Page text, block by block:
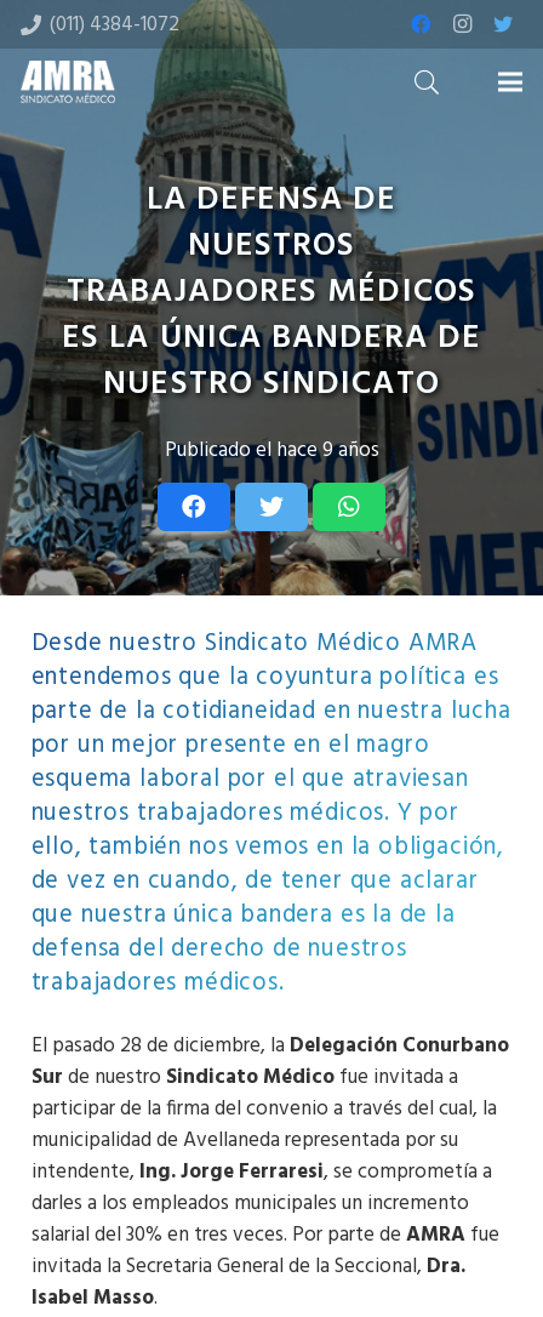
(011) 4384-1072
LA DEFENSA DE
NUESTROS
TRABAJADORES MÉDICOS
ES LA ÚNICA BANDERA DE
NUESTRO SINDICATO
Publicado elhace 9 años
Desde nuestro Sindicato Médico AMRA
entendemos que la coyuntura política es
parte de la cotidianeidad en nuestra lucha
por un mejor presente en el magro
esquema laboral por el que atraviesan
nuestros trabajadores médicos. Y por
ello, también nos vemos en la obligación,
de vez en cuando, de tener que aclarar
que nuestra única bandera es la de la
defensa del derecho de nuestros
trabajadores médicos.
El pasado 28 de diciembre, la Delegación Conurbano
Surde nuestro Sindicato Médicofue invitada a
participar de la firma del convenio a través del cual, la
municipalidad de Avellaneda representada por su
intendente, Ing. Jorge Ferraresi, se comprometía a
darles a los empleados municipales un incremento
salarial del 30% en tres veces. Por parte deAMRAfue
invitada la Secretaria General de la Seccional, Dra.
Isabel Masso.